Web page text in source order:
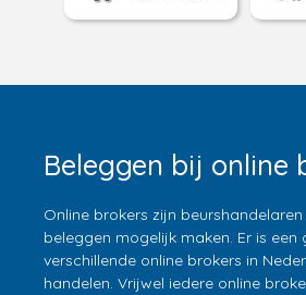
Beleggen bij online
Online brokers zijn
beleggen mogelijk maken. Er is
verschillende online brokers in
handelen. Vrijwel iedere online